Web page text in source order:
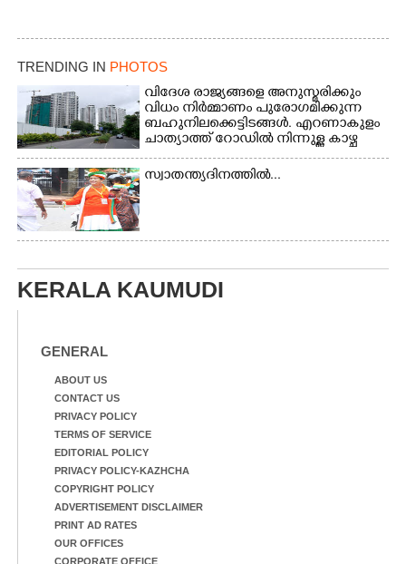
ആനകൾക്ക് പഴങ്ങൾ
TRENDING IN PHOTOS
വിദേശ രാജ്യങ്ങളെ അനുസ്മരിക്കും
വിധം നിർമ്മാണം പുരോഗമിക്കുന്ന
ബഹുനിലക്കെട്ടിടങ്ങൾ. എറണാകുളം
ചാത്യാത്ത് റോഡിൽ നിന്നുള്ള കാഴ്ച
സ്വാതന്ത്യദിനത്തിൽ...
KERALA KAUMUDI
GENERAL
ABOUT US
CONTACT US
PRIVACY POLICY
TERMS OF SERVICE
EDITORIAL POLICY
PRIVACY POLICY-KAZHCHA
COPYRIGHT POLICY
ADVERTISEMENT DISCLAIMER
PRINT AD RATES
OUR OFFICES
CORPORATE OFFICE